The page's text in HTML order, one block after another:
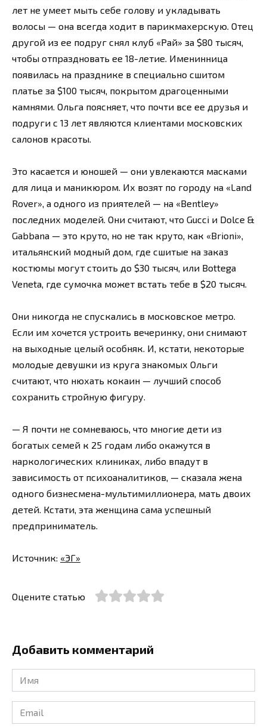
лет не умеет мыть себе голову и укладывать
волосы — она всегда ходит в парикмахерскую. Отец
другой из ее подруг снял клуб «Рай» за $80 тысяч,
чтобы отпраздновать ее 18-летие. Именинница
появилась на празднике в специально сшитом
платье за $100 тысяч, покрытом драгоценными
камнями. Ольга поясняет, что почти все ее друзья и
подруги с 13 лет являются клиентами московских
салонов красоты.
Это касается и юношей — они увлекаются масками
для лица и маникюром. Их возят по городу на «Land
Rover», а одного из приятелей — на «Bentley»
последних моделей. Они считают, что Gucci и Dolce &
Gabbana — это круто, но не так круто, как «Brioni»,
итальянский модный дом, где сшитые на заказ
костюмы могут стоить до $30 тысяч, или Bottega
Veneta, где сумочка может встать тебе в $20 тысяч.
Они никогда не спускались в московское метро.
Если им хочется устроить вечеринку, они снимают
на выходные целый особняк. И, кстати, некоторые
молодые девушки из круга знакомых Ольги
считают, что нюхать кокаин — лучший способ
сохранить стройную фигуру.
— Я почти не сомневаюсь, что многие дети из
богатых семей к 25 годам либо окажутся в
наркологических клиниках, либо впадут в
зависимость от психоаналитиков, — сказала жена
одного бизнесмена-мультимиллионера, мать двоих
детей. Кстати, эта женщина сама успешный
предприниматель.
Источник: «ЭГ»
Оцените статью
Добавить комментарий
Имя
*
Email
*